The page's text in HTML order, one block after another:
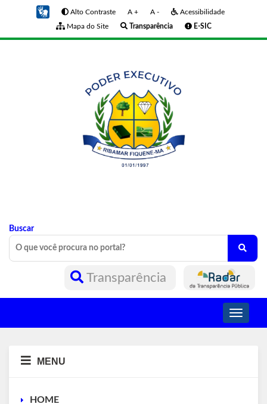
Alto Contraste A + A -
Acessibilidade
Mapa do Site
Transparência E-SIC
Buscar
Transparência
Toggle
MENU
HOME